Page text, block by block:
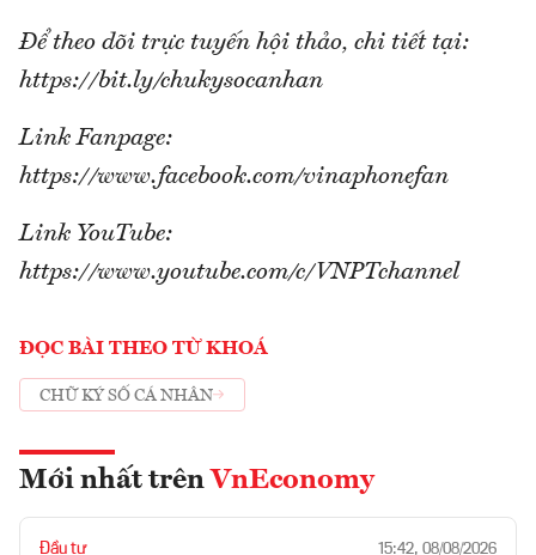
Để theo dõi trực tuyến hội thảo, chi tiết tại:
https://bit.ly/chukysocanhan
Link Fanpage:
https://www.facebook.com/vinaphonefan
Link YouTube:
https://www.youtube.com/c/VNPTchannel
ĐỌC BÀI THEO TỪ KHOÁ
CHỮ KÝ SỐ CÁ NHÂN
Mới nhất trên VnEconomy
Đầu tư 15:42, 08/08/2026